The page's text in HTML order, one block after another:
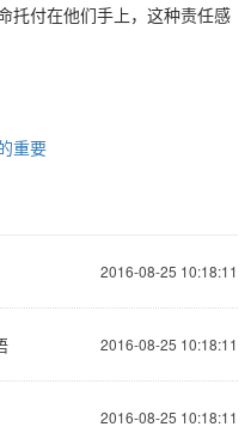
托付在他们手上，这种责任感
重要
2016-08-25 10:18:11
2016-08-25 10:18:11
2016-08-25 10:18:11